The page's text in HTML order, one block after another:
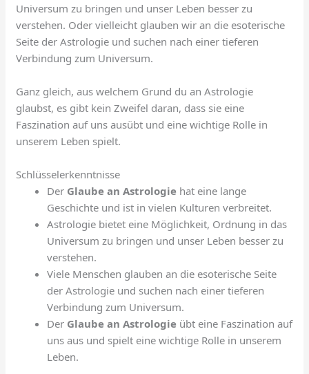
Universum zu bringen und unser Leben besser zu
verstehen. Oder vielleicht glauben wir an die esoterische
Seite der Astrologie und suchen nach einer tieferen
Verbindung zum Universum.
Ganz gleich, aus welchem Grund du an Astrologie
glaubst, es gibt kein Zweifel daran, dass sie eine
Faszination auf uns ausübt und eine wichtige Rolle in
unserem Leben spielt.
Schlüsselerkenntnisse
Der Glaube an Astrologie hat eine lange
Geschichte und ist in vielen Kulturen verbreitet.
Astrologie bietet eine Möglichkeit, Ordnung in das
Universum zu bringen und unser Leben besser zu
verstehen.
Viele Menschen glauben an die esoterische Seite
der Astrologie und suchen nach einer tieferen
Verbindung zum Universum.
Der Glaube an Astrologie übt eine Faszination auf
uns aus und spielt eine wichtige Rolle in unserem
Leben.